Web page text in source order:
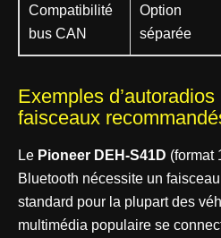
Compatibilité
bus CAN
Option
séparée
Exemples
faisceaux
Le Pioneer DEH-S41D (format
Bluetooth nécessite un
standard pour la plupart des
multimédia populaire se